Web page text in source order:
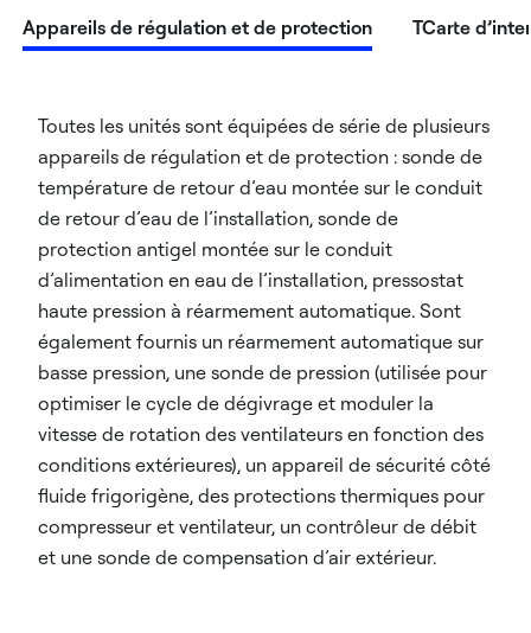
Appareils de régulation et de protection TCarte
Toutes les unités sont équipées de série de plusieurs
appareils de régulation et de protection : sonde de
température de retour d’eau montée sur le conduit
de retour d’eau de l’installation, sonde de
protection antigel montée sur le conduit
d’alimentation en eau de l’installation, pressostat
haute pression à réarmement automatique. Sont
également fournis un réarmement automatique sur
basse pression, une sonde de pression (utilisée pour
optimiser le cycle de dégivrage et moduler la
vitesse de rotation des ventilateurs en fonction des
conditions extérieures), un appareil de sécurité côté
fluide frigorigène, des protections thermiques pour
compresseur et ventilateur, un contrôleur de débit
et une sonde de compensation d’air extérieur.